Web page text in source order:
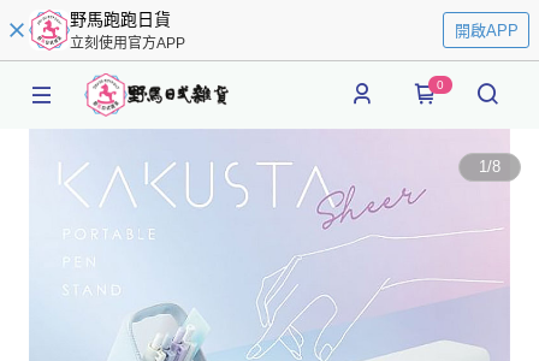
野馬跑跑日貨
立刻使用官方APP
開啟APP
0
1/8